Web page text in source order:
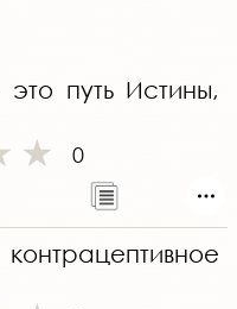
путь Истины,
0